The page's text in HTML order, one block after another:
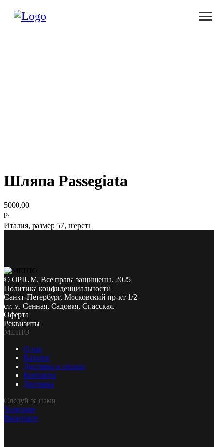
Шляпа Passegiata
5000,00
р.
Италия, размер 57, шерсть
© OPIUM. Все права защищены. 2025
Политика конфиденциальности
Санкт-Петербург, Московский пр-кт 1/2
ст. м. Сенная, Садовая, Спасская.
Оферта
Реквизиты
МЕНЮ
О нас
Каталог
Доставка и оплата
Контакты
Доставка
Следуй за нами
Телеграм
Вконтакте